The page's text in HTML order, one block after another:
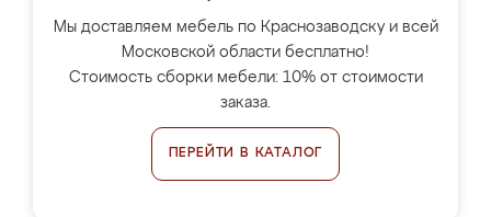
Мы доставляем мебель по Краснозаводску и всей
Московской области бесплатно!
Стоимость сборки мебели: 10% от стоимости
заказа.
ПЕРЕЙТИ В КАТАЛОГ